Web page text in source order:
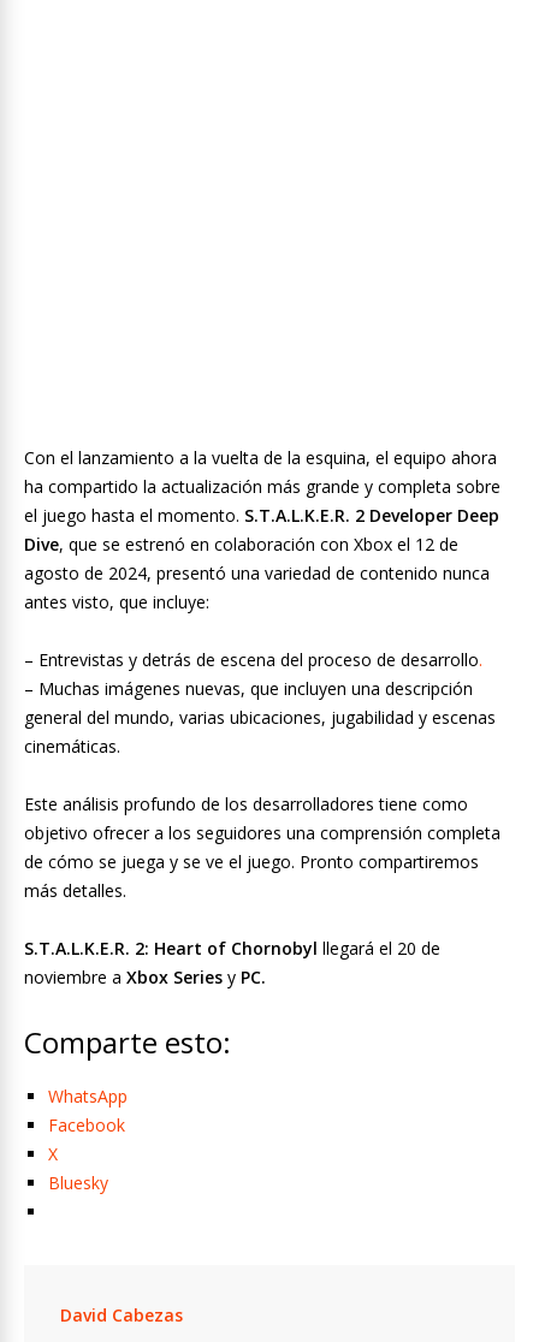
Con el lanzamiento a la vuelta de la esquina, el equipo ahora
ha compartido la actualización más grande y completa sobre
el juego hasta el momento. S.T.A.L.K.E.R. 2 Developer Deep
Dive, que se estrenó en colaboración con Xbox el 12 de
agosto de 2024, presentó una variedad de contenido nunca
antes visto, que incluye:
– Entrevistas y detrás de escena del proceso de desarrollo.
– Muchas imágenes nuevas, que incluyen una descripción
general del mundo, varias ubicaciones, jugabilidad y escenas
cinemáticas.
Este análisis profundo de los desarrolladores tiene como
objetivo ofrecer a los seguidores una comprensión completa
de cómo se juega y se ve el juego. Pronto compartiremos
más detalles.
S.T.A.L.K.E.R. 2: Heart of Chornobyl llegará el 20 de
noviembre a Xbox Series y PC.
Comparte esto:
WhatsApp
Facebook
X
Bluesky
David Cabezas